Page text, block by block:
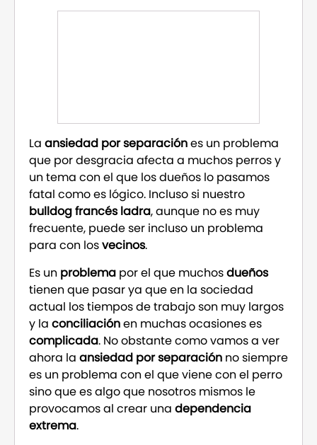
La ansiedad por separaciónes un problema
que por desgracia afecta a muchos perros y
un tema con el que los dueños lo pasamos
fatal como es lógico. Incluso si nuestro
bulldog francés ladra, aunque no es muy
frecuente, puede ser incluso un problema
para con losvecinos.
Es un problema por el que muchosdueños
tienen que pasar ya que en la sociedad
actual los tiempos de trabajo son muy largos
y la conciliaciónen muchas ocasiones es
complicada. No obstante como vamos a ver
ahora la ansiedad por separación no siempre
es un problema con el que viene con el perro
sino que es algo que nosotros mismos le
provocamos al crear una dependencia
extrema.